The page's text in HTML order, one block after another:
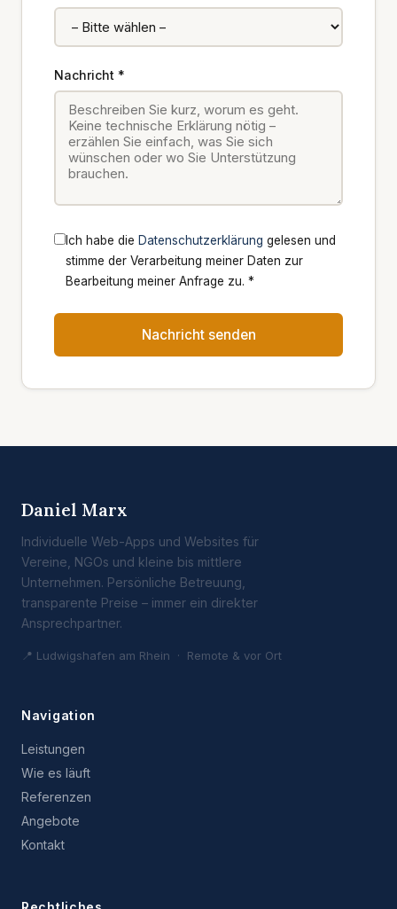
Nachricht *
Ich habe die Datenschutzerklärung gelesen und
stimme der Verarbeitung meiner Daten zur
Bearbeitung meiner Anfrage zu. *
Nachricht senden
Daniel Marx
Individuelle Web-Apps und Websites für
Vereine, NGOs und kleine bis mittlere
Unternehmen. Persönliche Betreuung,
transparente Preise – immer ein direkter
Ansprechpartner.
📍 Ludwigshafen am Rhein · Remote & vor Ort
Navigation
Leistungen
Wie es läuft
Referenzen
Angebote
Kontakt